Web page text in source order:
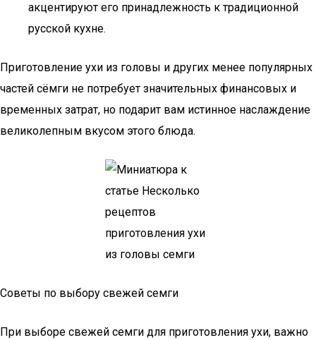
акцентируют его принадлежность к традиционной
русской кухне.
Приготовление ухи из головы и других менее популярных
частей сёмги не потребует значительных финансовых и
временных затрат, но подарит вам истинное наслаждение
великолепным вкусом этого блюда.
Советы по выбору свежей семги
При выборе свежей семги для приготовления ухи, важно